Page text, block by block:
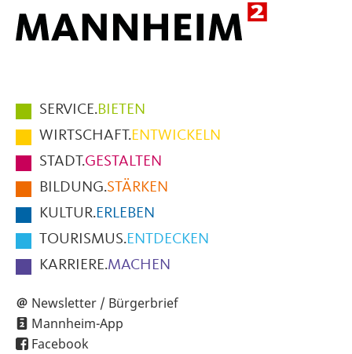
Hauptmenüpunkte
im
Fußbereich
der
Seite
SERVICE.BIETEN
WIRTSCHAFT.ENTWICKELN
STADT.GESTALTEN
BILDUNG.STÄRKEN
KULTUR.ERLEBEN
TOURISMUS.ENTDECKEN
KARRIERE.MACHEN
Newsletter / Bürgerbrief
Mannheim-App
Facebook